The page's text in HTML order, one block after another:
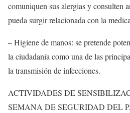
comuniquen sus alergias y consulten
pueda surgir relacionada con la
– Higiene de manos: se pretende
la ciudadanía como una de las
la transmisión de infecciones.
ACTIVIDADES DE
SEMANA DE SEGURIDAD DEL